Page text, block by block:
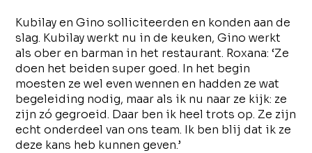
Kubilay en Gino solliciteerden en konden aan de
slag. Kubilay werkt nu in de keuken, Gino werkt
als ober en barman in het restaurant. Roxana: ‘Ze
doen het beiden super goed. In het begin
moesten ze wel even wennen en hadden ze wat
begeleiding nodig, maar als ik nu naar ze kijk: ze
zijn zó gegroeid. Daar ben ik heel trots op. Ze zijn
echt onderdeel van ons team. Ik ben blij dat ik ze
deze kans heb kunnen geven.’